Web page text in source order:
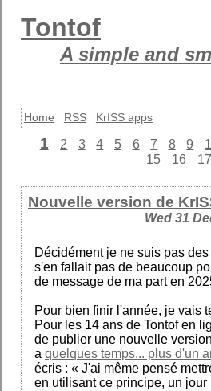
Tontof
A simple and
Home RSS KrISS apps
1 2 3 4 5 6 7 8 9
15
16 17
Nouvelle version de
Wed 31
Décidément je ne suis pas
s'en fallait pas de beaucoup
de message de ma part en
Pour bien finir l'année, je vais
Pour les 14 ans de Tontof en
de publier une nouvelle
a quelques temps... plus d'un
écris : « J'ai même pensé
en utilisant ce principe, un jour